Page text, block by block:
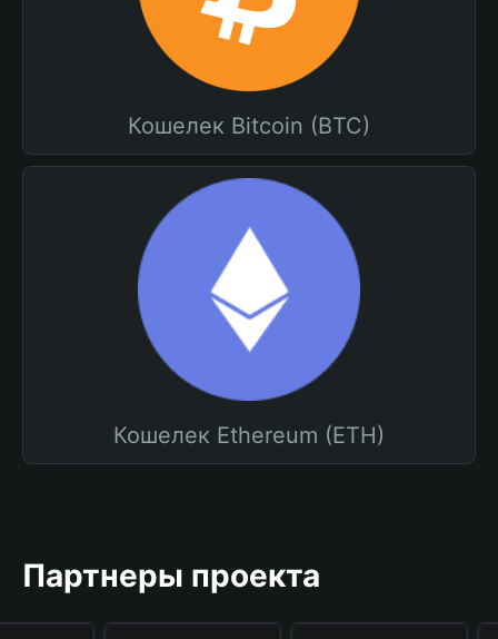
Кошелек Bitcoin (BTC)
Кошелек Ethereum (ETH)
Партнеры проекта